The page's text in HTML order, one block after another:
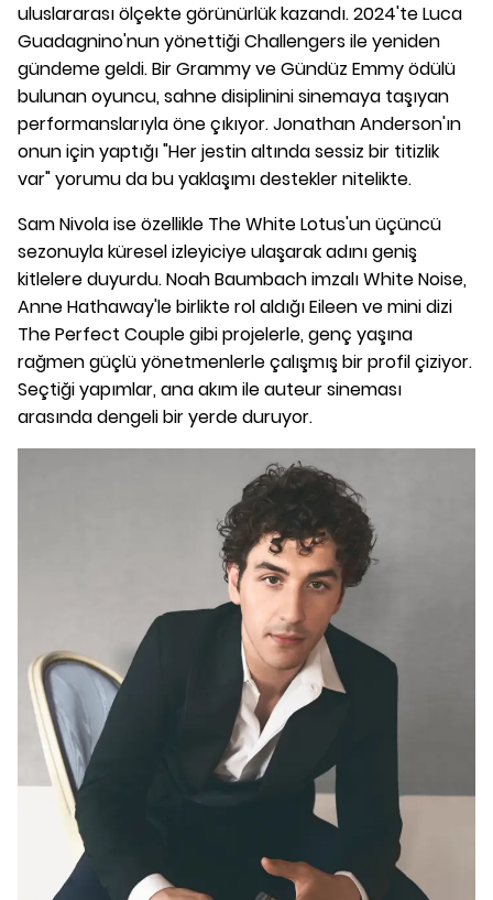
uluslararası ölçekte görünürlük kazandı. 2024'te Luca
Guadagnino'nun yönettiği Challengers ile yeniden
gündeme geldi. Bir Grammy ve Gündüz Emmy ödülü
bulunan oyuncu, sahne disiplinini sinemaya taşıyan
performanslarıyla öne çıkıyor. Jonathan Anderson'ın
onun için yaptığı "Her jestin altında sessiz bir titizlik
var" yorumu da bu yaklaşımı destekler nitelikte.
Sam Nivola ise özellikle The White Lotus'un üçüncü
sezonuyla küresel izleyiciye ulaşarak adını geniş
kitlelere duyurdu. Noah Baumbach imzalı White Noise,
Anne Hathaway'le birlikte rol aldığı Eileen ve mini dizi
The Perfect Couple gibi projelerle, genç yaşına
rağmen güçlü yönetmenlerle çalışmış bir profil çiziyor.
Seçtiği yapımlar, ana akım ile auteur sineması
arasında dengeli bir yerde duruyor.